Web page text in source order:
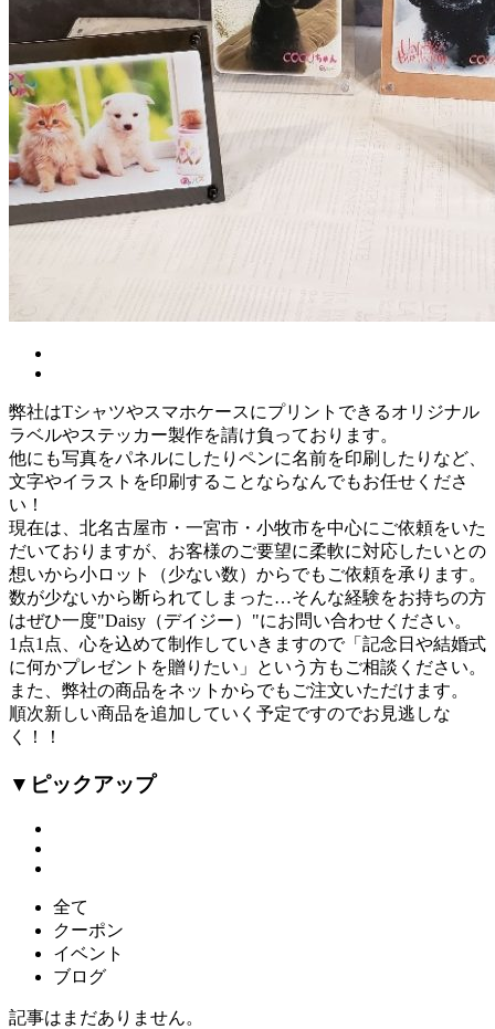
弊社はTシャツやスマホケースにプリントできるオリジナル
ラベルやステッカー製作を請け負っております。
他にも写真をパネルにしたりペンに名前を印刷したりなど、
文字やイラストを印刷することならなんでもお任せくださ
い！
現在は、北名古屋市・一宮市・小牧市を中心にご依頼をいた
だいておりますが、お客様のご要望に柔軟に対応したいとの
想いから小ロット（少ない数）からでもご依頼を承ります。
数が少ないから断られてしまった…そんな経験をお持ちの方
はぜひ一度"Daisy（デイジー）"にお問い合わせください。
1点1点、心を込めて制作していきますので「記念日や結婚式
に何かプレゼントを贈りたい」という方もご相談ください。
また、弊社の商品をネットからでもご注文いただけます。
順次新しい商品を追加していく予定ですのでお見逃しな
く！！
▼ピックアップ
全て
クーポン
イベント
ブログ
記事はまだありません。